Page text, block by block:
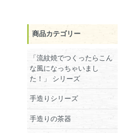
商品カテゴリー
「流紋焼でつくったらこん
な風になっちゃいまし
た！」 シリーズ
手造りシリーズ
手造りの茶器